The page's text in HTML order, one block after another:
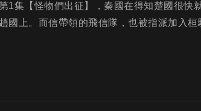
1集【怪物們出征】，秦國在得知楚國很快
趙國上。而信帶領的飛信隊，也被指派加入桓